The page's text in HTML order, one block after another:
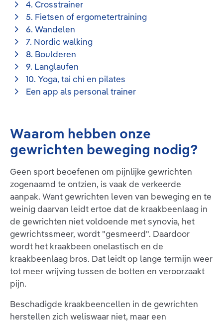
4. Crosstrainer
5. Fietsen of ergometertraining
6. Wandelen
7. Nordic walking
8. Boulderen
9. Langlaufen
10. Yoga, tai chi en pilates
Een app als personal trainer
Waarom hebben onze
gewrichten beweging nodig?
Geen sport beoefenen om pijnlijke gewrichten
zogenaamd te ontzien, is vaak de verkeerde
aanpak. Want gewrichten leven van beweging en te
weinig daarvan leidt ertoe dat de kraakbeenlaag in
de gewrichten niet voldoende met synovia, het
gewrichtssmeer, wordt "gesmeerd". Daardoor
wordt het kraakbeen onelastisch en de
kraakbeenlaag bros. Dat leidt op lange termijn weer
tot meer wrijving tussen de botten en veroorzaakt
pijn.
Beschadigde kraakbeencellen in de gewrichten
herstellen zich weliswaar niet, maar een